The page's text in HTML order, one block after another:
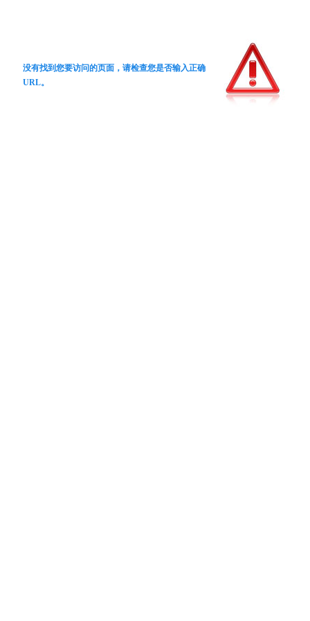
没有找到您要访问的页面，请检查您是否输入正确
URL。